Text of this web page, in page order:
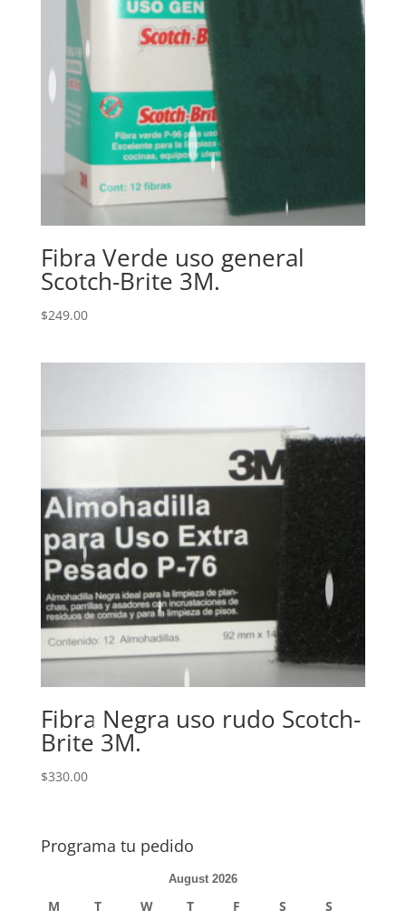
Fibra Verde uso general
Scotch-Brite 3M.
$249.00
Fibra Negra uso rudo Scotch-
Brite 3M.
$330.00
Programa tu pedido
August 2026
M T W T F S S